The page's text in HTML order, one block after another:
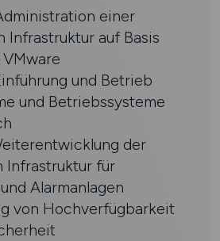
einer
Infrastruktur auf Basis
VMware
und Betrieb
und Betriebssysteme
der
Infrastruktur für
Alarmanlagen
von Hochverfügbarkeit